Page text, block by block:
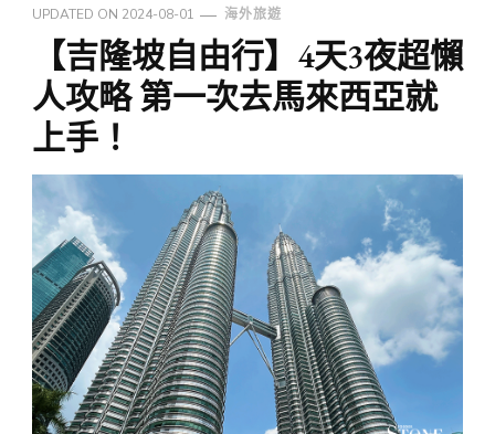
UPDATED ON 2024-08-01 海外旅遊
【吉隆坡自由行】4天3夜超懶
人攻略 第一次去馬來西亞就
上手！